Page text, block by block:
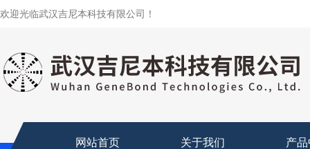
欢迎光临武汉吉尼本科技有限公司！
网站首页 关于我们 产